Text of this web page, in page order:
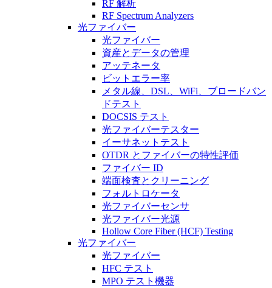
RF 解析
RF Spectrum Analyzers
光ファイバー
光ファイバー
資産とデータの管理
アッテネータ
ビットエラー率
メタル線、DSL、WiFi、ブロードバン
ドテスト
DOCSIS テスト
光ファイバーテスター
イーサネットテスト
OTDR とファイバーの特性評価
ファイバー ID
端面検査とクリーニング
フォルトロケータ
光ファイバーセンサ
光ファイバー光源
Hollow Core Fiber (HCF) Testing
光ファイバー
光ファイバー
HFC テスト
MPO テスト機器